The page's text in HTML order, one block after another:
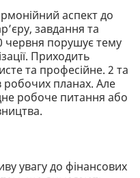
аспект до
завдання та
червня порушує тему
Приходить
та професійне. 2 та
робочих планах. Але
робоче питання або
увагу до фінансових